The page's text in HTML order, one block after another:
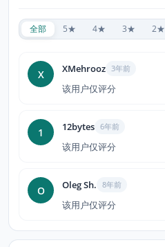
全部 5★ 4★ 3★ 2★
X XMehrooz 3年前
该用户仅评分
1 12bytes 6年前
该用户仅评分
O Oleg Sh. 8年前
该用户仅评分